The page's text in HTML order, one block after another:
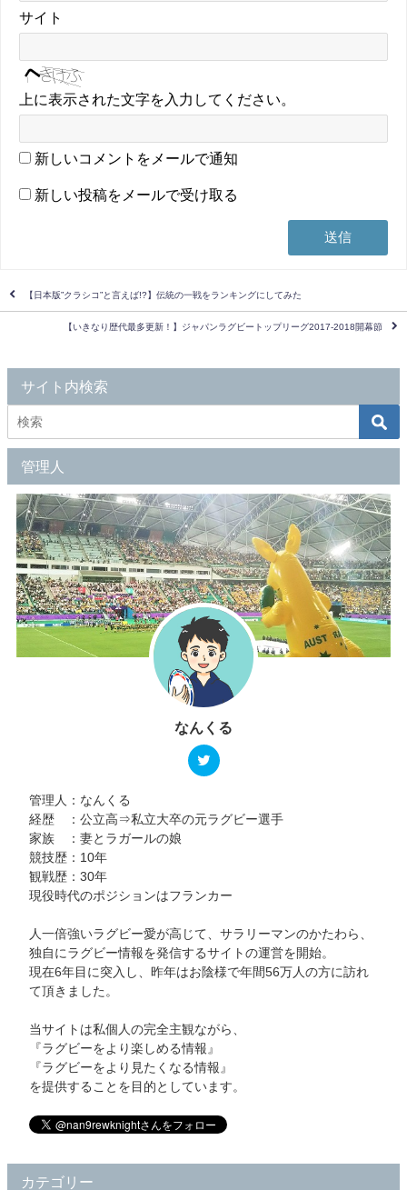
サイト
上に表示された文字を入力してください。
新しいコメントをメールで通知
新しい投稿をメールで受け取る
【日本版”クラシコ”と言えば!?】伝統の一戦をランキングにしてみた
【いきなり歴代最多更新！】ジャパンラグビートップリーグ2017-2018開幕節
サイト内検索
管理人
なんくる
管理人：なんくる
経歴 ：公立高⇒私立大卒の元ラグビー選手
家族 ：妻とラガールの娘
競技歴：10年
観戦歴：30年
現役時代のポジションはフランカー
人一倍強いラグビー愛が高じて、サラリーマンのかたわら、
独自にラグビー情報を発信するサイトの運営を開始。
現在6年目に突入し、昨年はお陰様で年間56万人の方に訪れ
て頂きました。
当サイトは私個人の完全主観ながら、
『ラグビーをより楽しめる情報』
『ラグビーをより見たくなる情報』
を提供することを目的としています。
カテゴリー